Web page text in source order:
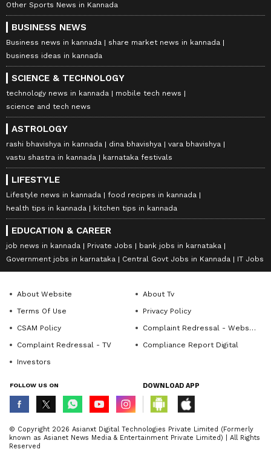
Other Sports News in Kannada
BUSINESS NEWS
Business news in kannada
share market news in kannada
business ideas in kannada
SCIENCE & TECHNOLOGY
technology news in kannada
mobile tech news
science and tech news
ASTROLOGY
rashi bhavishya in kannada dina bhavishya
vara bhavishya
vastu shastra in kannada
karnataka festivals
LIFESTYLE
Lifestyle news in kannada
food recipes in kannada
health tips in kannada
kitchen tips in kannada
EDUCATION & CAREER
job news in kannada Private Jobs
bank jobs in karnataka
Government jobs in karnataka
Central Govt Jobs in Kannada IT Jobs
About Website
About Tv
Terms Of Use
Privacy Policy
CSAM Policy
Complaint Redressal - Website
Complaint Redressal - TV
Compliance Report Digital
Investors
FOLLOW US ON DOWNLOAD APP
© Copyright 2026 Asianxt Digital Technologies Private Limited (Formerly
known as Asianet News Media & Entertainment Private Limited) | All Rights
Reserved